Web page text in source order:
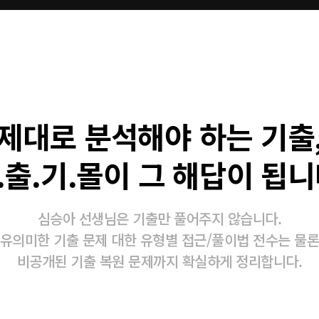
대로 분석해야 하는 기
.기.몰이 그 해답이 됩
심승아 선생님은 기출만 풀어주지 않습니다.
유의미한 기출 문제 대한 유형별 접근/풀이법 전수는 물론
비공개된 기출 복원 문제까지 확실하게 정리합니다.